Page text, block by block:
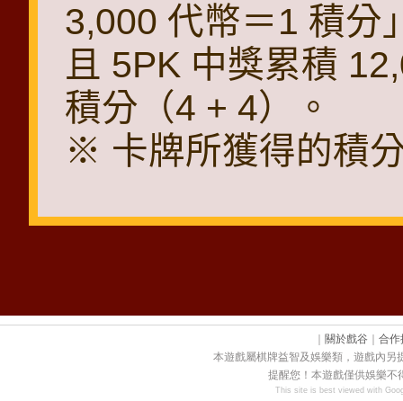
3,000 代幣＝1 積分
且 5PK 中獎累積
積分（4 + 4）。
※ 卡牌所獲得的積